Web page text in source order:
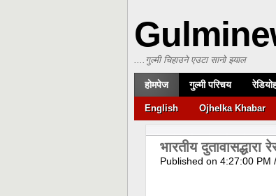
....गुल्मी चिहाउने एउटा सानो झ्याल
होमपेज गुल्मी परिचय
English Ojhelka Khabar
भारतीय
Published on 4:27:00 PM